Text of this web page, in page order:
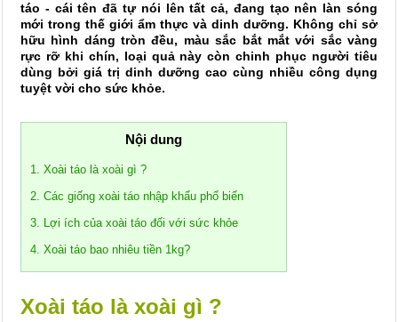
táo - cái tên đã tự nói lên tất cả, đang tạo nên làn sóng
mới trong thế giới ẩm thực và dinh dưỡng. Không chỉ sở
hữu hình dáng tròn đều, màu sắc bắt mắt với sắc vàng
rực rỡ khi chín, loại quả này còn chinh phục người tiêu
dùng bởi giá trị dinh dưỡng cao cùng nhiều công dụng
tuyệt vời cho sức khỏe.
Nội dung
1. Xoài táo là xoài gì ?
2. Các giống xoài táo nhập khẩu phổ biến
3. Lợi ích của xoài táo đối với sức khỏe
4. Xoài táo bao nhiêu tiền 1kg?
Xoài táo là xoài gì ?